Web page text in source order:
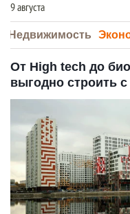
9 августа
Недвижимость
От High tech до
выгодно строить